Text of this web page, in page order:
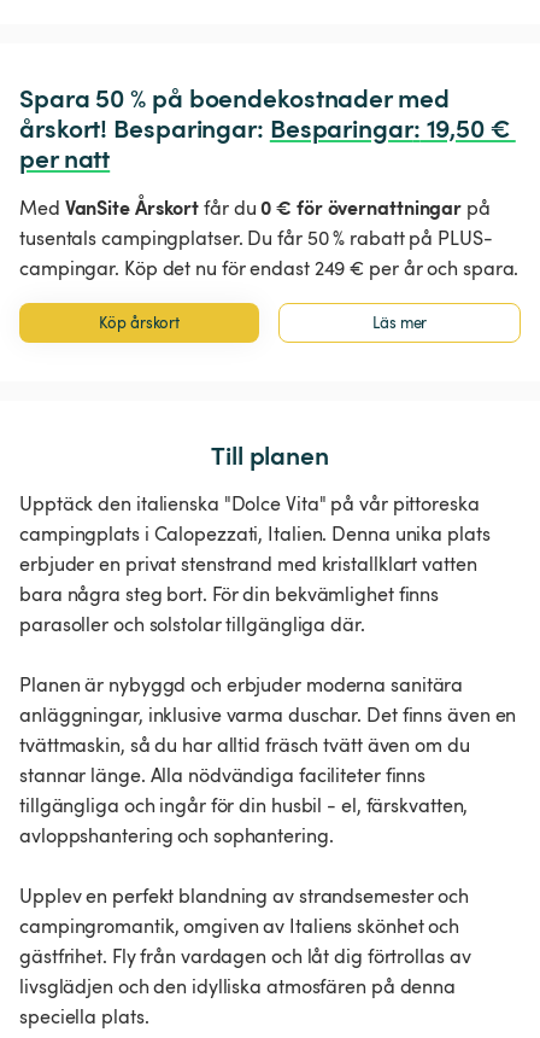
Spara 50 % på boendekostnader med
årskort! Besparingar: Besparingar: 19,50 €
per natt
Med VanSite Årskortfår du0 € för övernattningar på
tusentals campingplatser. Du får 50 % rabatt på PLUS-
campingar. Köp det nu för endast 249 € per år och spara.
Köp årskort Läs mer
Till planen
Upptäck den italienska "Dolce Vita" på vår pittoreska
campingplats i Calopezzati, Italien. Denna unika plats
erbjuder en privat stenstrand med kristallklart vatten
bara några steg bort. För din bekvämlighet finns
parasoller och solstolar tillgängliga där.
Planen är nybyggd och erbjuder moderna sanitära
anläggningar, inklusive varma duschar. Det finns även en
tvättmaskin, så du har alltid fräsch tvätt även om du
stannar länge. Alla nödvändiga faciliteter finns
tillgängliga och ingår för din husbil - el, färskvatten,
avloppshantering och sophantering.
Upplev en perfekt blandning av strandsemester och
campingromantik, omgiven av Italiens skönhet och
gästfrihet. Fly från vardagen och låt dig förtrollas av
livsglädjen och den idylliska atmosfären på denna
speciella plats.